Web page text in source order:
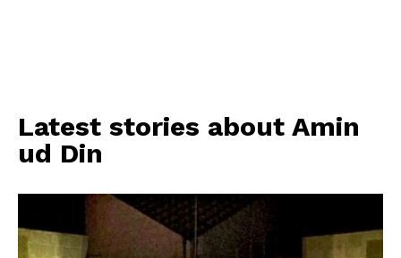
Latest stories about Amin
ud Din